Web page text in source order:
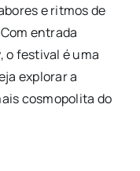
e ritmos de
entrada
festival é uma
explorar a
cosmopolita do